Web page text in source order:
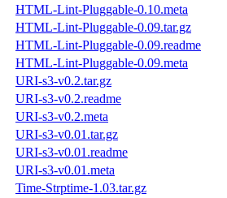
HTML-Lint-Pluggable-0.10.meta
HTML-Lint-Pluggable-0.09.tar.gz
HTML-Lint-Pluggable-0.09.readme
HTML-Lint-Pluggable-0.09.meta
URI-s3-v0.2.tar.gz
URI-s3-v0.2.readme
URI-s3-v0.2.meta
URI-s3-v0.01.tar.gz
URI-s3-v0.01.readme
URI-s3-v0.01.meta
Time-Strptime-1.03.tar.gz